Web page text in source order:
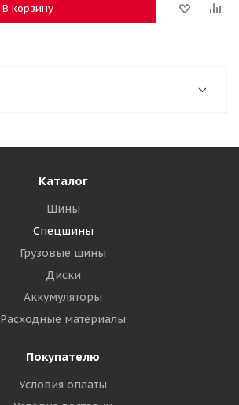
В корзину
Каталог
Шины
Спецшины
Грузовые шины
Диски
Аккумуляторы
Расходные материалы
Покупателю
Условия оплаты